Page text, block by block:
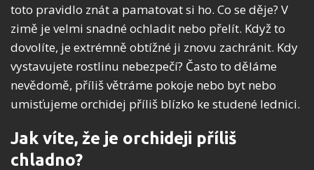
toto pravidlo znát a pamatovat si ho. Co se děje? V
zimě je velmi snadné ochladit nebo přelít. Když to
dovolíte, je extrémně obtížné ji znovu zachránit. Kdy
vystavujete rostlinu nebezpečí? Často to děláme
nevědomě, příliš větráme pokoje nebo byt nebo
umisťujeme orchidej příliš blízko ke studené lednici.
Jak víte, že je orchideji příliš
chladno?